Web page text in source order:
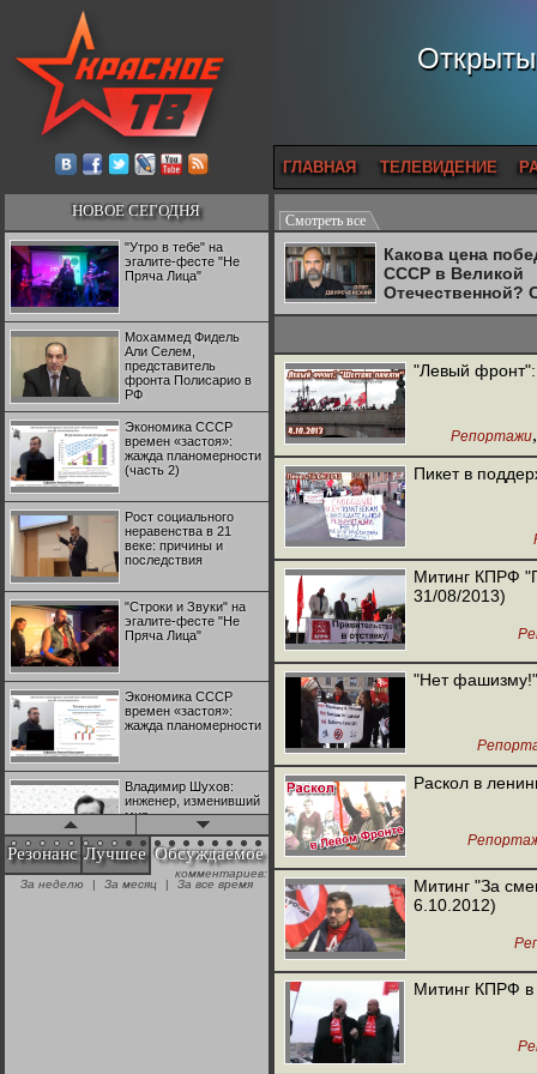
ГЛАВНАЯ ТЕЛЕВИДЕНИЕ
НОВОЕ СЕГОДНЯ
"Утро в тебе" на
эгалите-фесте "Не
Пряча Лица"
Мохаммед Фидель
Али Селем,
представитель
фронта Полисарио в
РФ
Экономика СССР
времен «застоя»:
жажда планомерности
(часть 2)
Рост социального
неравенства в 21
веке: причины и
последствия
"Строки и Звуки" на
эгалите-фесте "Не
Пряча Лица"
Экономика СССР
времен «застоя»:
жажда планомерности
Владимир Шухов:
инженер, изменивший
мир
"Аркадий Коц" на
эгалите-фесте "Не
Резонанс Лучшее Обсуждаемое
комментариев:
За неделю
| За месяц | За все время
Смотреть все
Какова цена
СССР в Великой
Отечественной?
Двуреченский о
"Левый
Репортажи
Пикет в
Митинг КПРФ
31/08/2013)
"Нет
Раскол в
Митинг "За
6.10.2012)
Митинг КПРФ